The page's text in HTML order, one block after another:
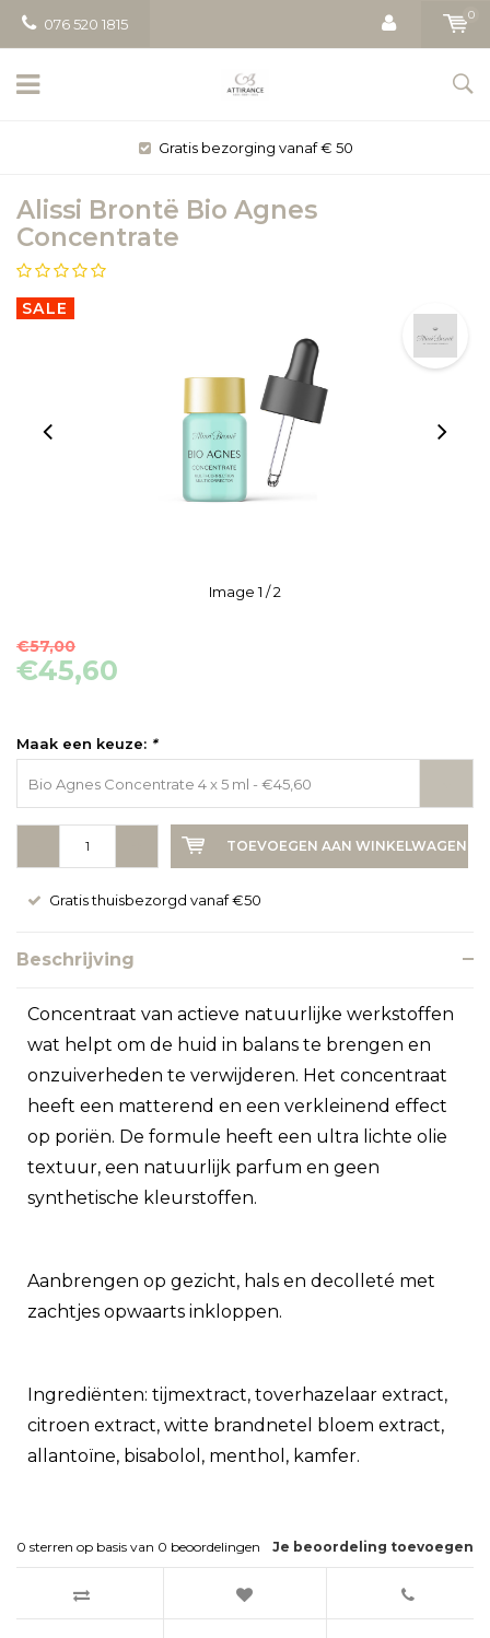
076 520 1815
0
Gratis bezorging vanaf € 50
Alissi Brontë Bio Agnes
Concentrate
SALE
Image1 / 2
€57,00
€45,60
Maak een keuze: *
Bio Agnes Concentrate 4 x 5 ml - €45,60
TOEVOEGEN AAN WINKELWAGEN
Gratis thuisbezorgd vanaf €50
Beschrijving
Concentraat van actieve natuurlijke werkstoffen
wat helpt om de huid in balans te brengen en
onzuiverheden te verwijderen. Het concentraat
heeft een matterend en een verkleinend effect
op poriën. De formule heeft een ultra lichte olie
textuur, een natuurlijk parfum en geen
synthetische kleurstoffen.
Aanbrengen op gezicht, hals en decolleté met
zachtjes opwaarts inkloppen.
Ingrediënten: tijmextract, toverhazelaar extract,
citroen extract, witte brandnetel bloem extract,
allantoïne, bisabolol, menthol, kamfer.
Je beoordeling toevoegen
0 sterren op basis van 0 beoordelingen